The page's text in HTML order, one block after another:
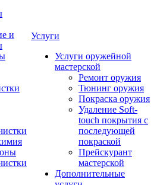
и
Услуги
Услуги оружейной
мастерской
Ремонт оружия
Тюнинг оружия
Покраска оружия
Удаление Soft-
touch покрытия с
последующей
покраской
Прейскурант
мастерской
Дополнительные